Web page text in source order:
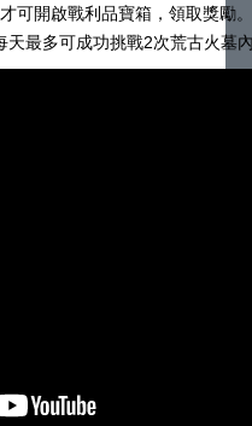
可開啟戰利品寶箱，領取獎勵
天最多可成功挑戰2次荒古火墓